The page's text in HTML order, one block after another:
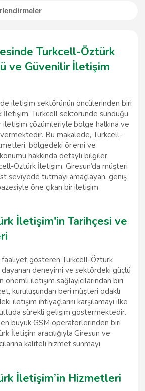
Turkcell-Öztürk
ve Güvenilir İletişim
iletişim sektörünün öncülerinden biri
İletişim, Turkcell sektöründe sunduğu
iletişim çözümleriyle bölge halkına ve
Bu makalede, Turkcell-
bölgedeki önemi ve
hakkında detaylı bilgiler
Öztürk İletişim, Giresun’da müşteri
seviyede tutmayı amaçlayan, geniş
öne çıkan bir iletişim
İletişim'in Tarihçesi ve
gösteren Turkcell-Öztürk
dayanan deneyimi ve sektördeki güçlü
önemli iletişim sağlayıcılarından biri
kuruluşundan beri müşteri odaklı
iletişim ihtiyaçlarını karşılamayı ilke
sürekli gelişim göstermektedir.
en büyük GSM operatörlerinden biri
İletişim aracılığıyla Giresun ve
kaliteli hizmet sunmayı
İletişim’in Hizmetleri